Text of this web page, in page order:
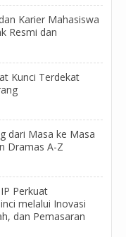
Karier Mahasiswa
Resmi dan
Kunci Terdekat
dari Masa ke Masa
Dramas A-Z
Perkuat
melalui Inovasi
dan Pemasaran